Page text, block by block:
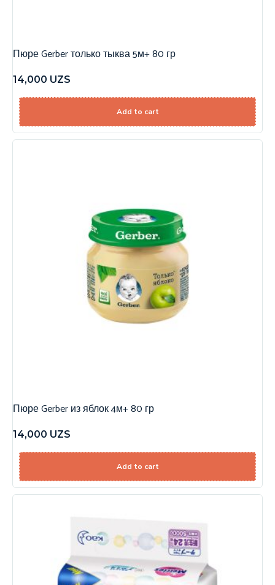
Пюре Gerber только тыква 5м+ 80 гр
14,000 UZS
Add to cart
Пюре Gerber из яблок 4м+ 80 гр
14,000 UZS
Add to cart